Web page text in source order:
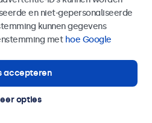
Beetronics
en niet-gepersonaliseerde
kunnen gegevens
met hoe Google
accepteren
opties